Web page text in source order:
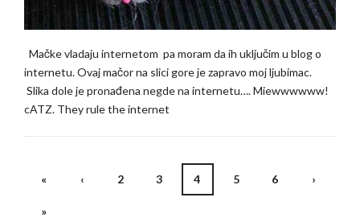
Mačke vladaju internetom pa moram da ih uključim u blog o
internetu. Ovaj mačor na slici gore je zapravo moj ljubimac.
Slika dole je pronađena negde na internetu…. Miewwwwww!
cATZ. They rule the internet
Posts
« ‹ 2 3 4 5 6 ›
»